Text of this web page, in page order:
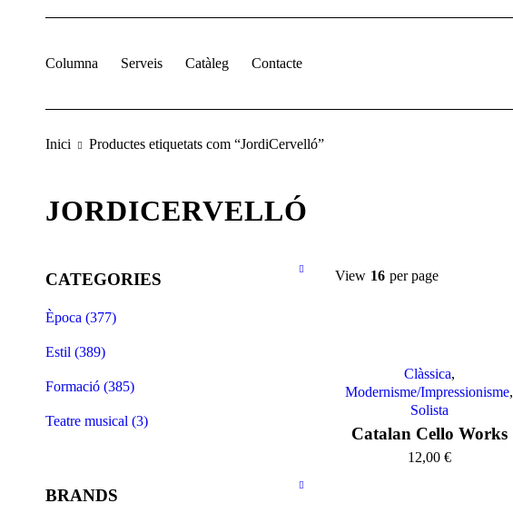
Columna Serveis Catàleg Contacte
Inici Productes etiquetats com “JordiCervelló”
JORDICERVELLÓ
CATEGORIES
Època (377)
Estil (389)
Formació (385)
Teatre musical (3)
BRANDS
View 16 per page
Clàssica,
Modernisme/Impressionisme,
Solista
Catalan Cello Works
12,00 €